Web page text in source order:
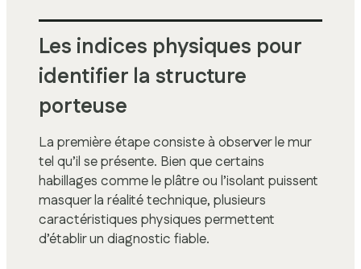
Les indices physiques pour
identifier la structure
porteuse
La première étape consiste à observer le mur
tel qu’il se présente. Bien que certains
habillages comme le plâtre ou l’isolant puissent
masquer la réalité technique, plusieurs
caractéristiques physiques permettent
d’établir un diagnostic fiable.